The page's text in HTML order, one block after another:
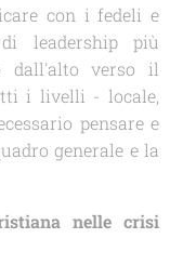
con i fedeli e
leadership più
dall'alto verso il
i livelli - locale,
pensare e
generale e la
nelle crisi